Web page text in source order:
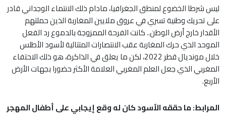
ليس شرطا الخضوع لمنطق الجغرافيا، مادام ذلك الانتماء الوجداني قادر
على تحريك وطنية تسري في عروق ملايين المغاربة الذين حملتهم
الأقدار خارج أرض الوطن.. كانت الفرحة الممزوجة بالدموع رد الفعل
الموحد الذي حرك المغاربة عقب الانتصارات المتتالية لأسود الأطلس
خلال مونديال قطر 2022، لكن ما يعلق في الذاكرة، هو ذلك الاحتفاء
المغربي الذي جعل العلم المغربي العلامة الأكثر حضورا بجهات الأرض
الأربع.
المرابط: ما حققه الأسود كان له وقع إيجابي على أطفال المهجر